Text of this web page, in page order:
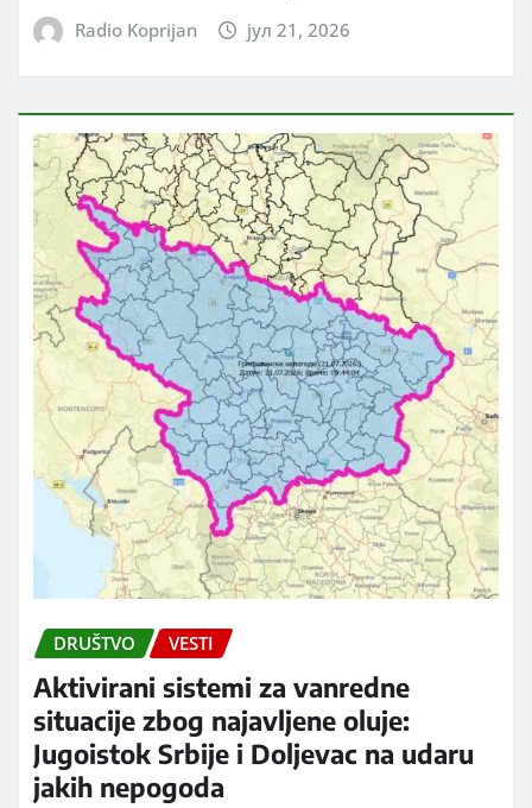
Radio Koprijan јул 21, 2026
DRUŠTVO VESTI
Aktivirani sistemi za vanredne
situacije zbog najavljene oluje:
Jugoistok Srbije i Doljevac na udaru
jakih nepogoda